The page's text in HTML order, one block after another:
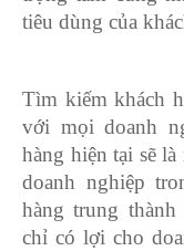
tiêu dùng của
Tìm kiếm khách
với mọi doanh
hàng hiện tại sẽ
doanh nghiệp
hàng trung
chỉ có lợi cho